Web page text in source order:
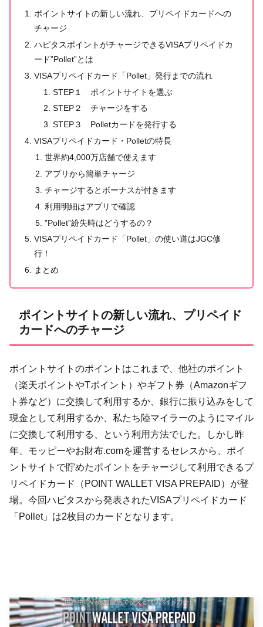
ポイントサイトの新しい流れ、プリペイドカードへの
チャージ
ハピタスポイントがチャージできるVISAプリペイドカ
ード”Pollet”とは
VISAプリペイドカード「Pollet」発行までの流れ
STEP１ ポイントサイトを選ぶ
STEP２ チャージをする
STEP３ Polletカードを発行する
VISAプリペイドカード・Polletの特長
世界約4,000万店舗で使えます
アプリから簡単チャージ
チャージするとボーナスが付きます
利用明細はアプリで確認
”Pollet”紛失時はどうするの？
VISAプリペイドカード「Pollet」の使い道はJGC修
行！
まとめ
ポイントサイトの新しい流れ、プリペイド
カードへのチャージ
ポイントサイトのポイントはこれまで、他社のポイント
（楽天ポイントやTポイント）やギフト券（Amazonギフ
ト券など）に交換して利用するか、銀行に振り込みをして
現金として利用するか、私たち陸マイラーのようにマイル
に交換して利用する、という利用方法でした。しかし昨
年、モッピーやお財布.comを運営するセレスから、ポイ
ントサイトで貯めたポイントをチャージして利用できるプ
リペイドカード（POINT WALLET VISA PREPAID）が登
場。今回ハピタスから発表されたVISAプリペイドカード
「Pollet」は2枚目のカードとなります。